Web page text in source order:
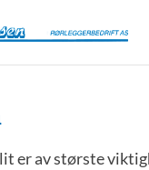
er av største